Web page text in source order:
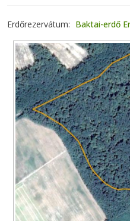
Erdőrezervátum Baktai-erdő